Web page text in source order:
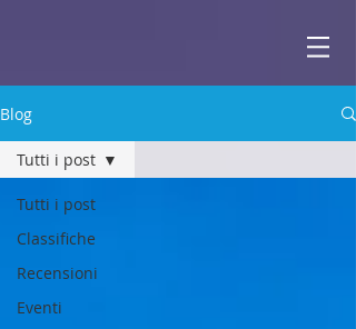
Scuola di
Blog
Tutti i post
Classifiche
Recensioni
Eventi
Tutti i post